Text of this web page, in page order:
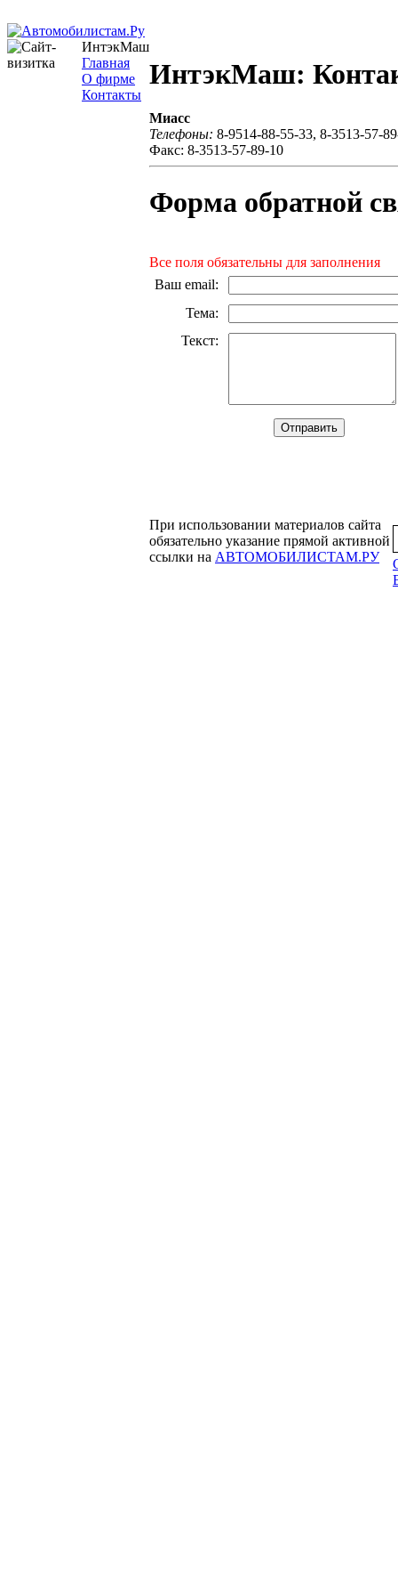
ИнтэкМаш
Главная
О фирме
Контакты
ИнтэкМаш:
Миасс
Телефоны: 8-9514-88-55-33, 8-3513-57-
Факс: 8-3513-57-89-10
Форма обратной
Все поля обязательны для заполнения
Ваш email:
Тема:
Текст:
При использовании материалов сайта
обязательно указание прямой активной
ссылки на АВТОМОБИЛИСТАМ.РУ